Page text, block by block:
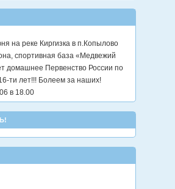
на реке Киргизка в п.Копылово
спортивная база «Медвежий
домашнее Первенство России по
ти лет!!! Болеем за наших!
в 18.00